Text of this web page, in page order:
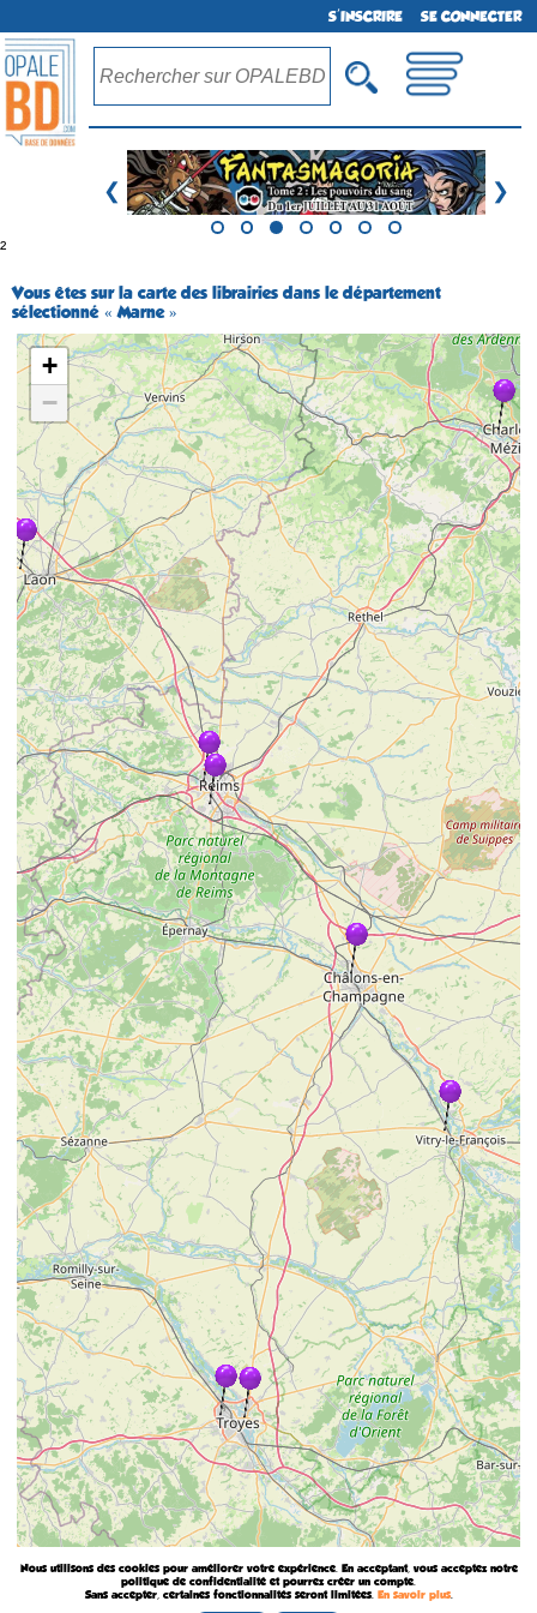
S'INSCRIRE SE CONNECTER
❮ ❯
²
Vous êtes sur la carte des librairies dans le département
sélectionné « Marne »
+
−
Nous utilisons des cookies pour améliorer votre expérience. En acceptant, vous acceptez notre
politique de confidentialité et pourrez créer un compte.
Sans accepter, certaines fonctionnalités seront limitées. En savoir plus.